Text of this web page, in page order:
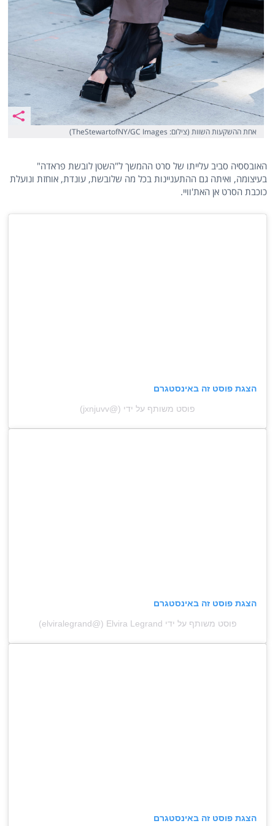
אחת ההשקעות השוות (צילום: TheStewartofNY/GC Images)
האובססיה סביב עלייתו של סרט ההמשך ל"השטן לובשת פראדה"
בעיצומה, ואיתה גם ההתעניינות בכל מה שלובשת, עונדת, אוחזת ונועלת
כוכבת הסרט אן האת'וויי.
הצגת פוסט זה באינסטגרם
פוסט משותף על ידי (@‏‎jxnjuvv‎‏)
הצגת פוסט זה באינסטגרם
פוסט משותף על ידי ‏‎Elvira Legrand‎‏ (@‏‎elviralegrand‎‏)
הצגת פוסט זה באינסטגרם